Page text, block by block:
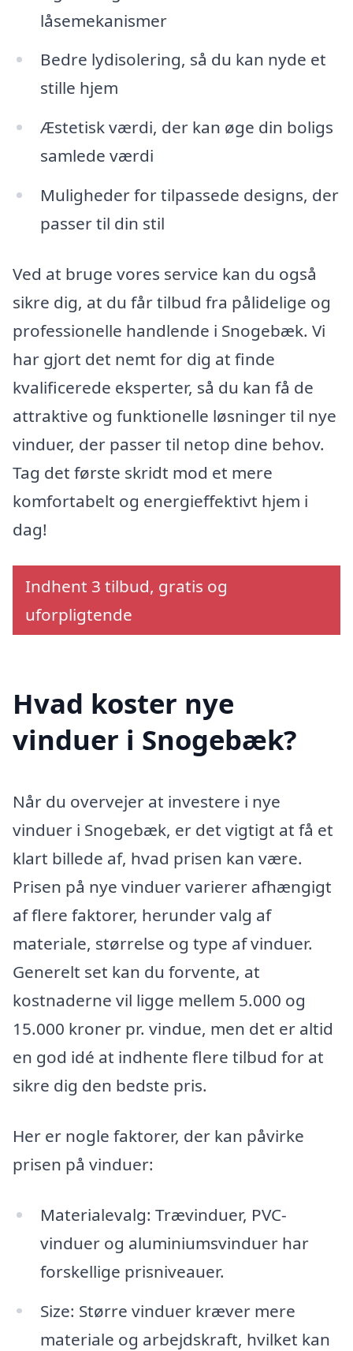
låsemekanismer
Bedre lydisolering, så du kan nyde et
stille hjem
Æstetisk værdi, der kan øge din boligs
samlede værdi
Muligheder for tilpassede designs, der
passer til din stil
Ved at bruge vores service kan du også
sikre dig, at du får tilbud fra pålidelige og
professionelle handlende i Snogebæk. Vi
har gjort det nemt for dig at finde
kvalificerede eksperter, så du kan få de
attraktive og funktionelle løsninger til nye
vinduer, der passer til netop dine behov.
Tag det første skridt mod et mere
komfortabelt og energieffektivt hjem i
dag!
Indhent 3 tilbud, gratis og
uforpligtende
Hvad koster nye
vinduer i Snogebæk?
Når du overvejer at investere i nye
vinduer i Snogebæk, er det vigtigt at få et
klart billede af, hvad prisen kan være.
Prisen på nye vinduer varierer afhængigt
af flere faktorer, herunder valg af
materiale, størrelse og type af vinduer.
Generelt set kan du forvente, at
kostnaderne vil ligge mellem 5.000 og
15.000 kroner pr. vindue, men det er altid
en god idé at indhente flere tilbud for at
sikre dig den bedste pris.
Her er nogle faktorer, der kan påvirke
prisen på vinduer:
Materialevalg: Trævinduer, PVC-
vinduer og aluminiumsvinduer har
forskellige prisniveauer.
Size: Større vinduer kræver mere
materiale og arbejdskraft, hvilket kan